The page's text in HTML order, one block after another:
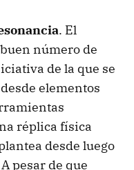
. El
número de
de la que se
elementos
réplica física
desde luego
pesar de que